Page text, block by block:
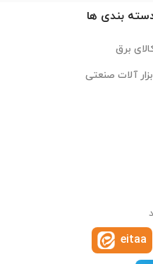
بندی ها
برق
آلات صنعتی
eitaa